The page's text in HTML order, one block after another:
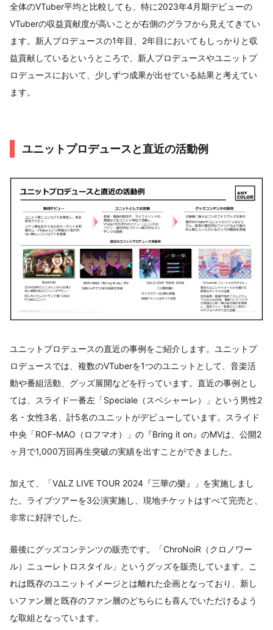
全体のVTuber平均と比較しても、特に2023年4月期デビューの
VTuberの収益貢献度が高いことが右側のグラフから見えてきてい
ます。新人プロデュースの1年目、2年目においてもしっかりと収
益貢献しているというところで、新人プロデュースやユニットプ
ロデュースにおいて、少しずつ成果が出せている結果と考えてい
ます。
ユニットプロデュースと直近の活動例
ユニットプロデュースの直近の事例をご紹介します。ユニットプ
ロデュースでは、複数のVTuberを1つのユニットとして、音楽活
動や番組活動、グッズ展開などを行っています。直近の事例とし
ては、スライド一番左「Speciale（スペシャーレ）」という男性2
名・女性3名、計5名のユニットがデビューしています。スライド
中央「ROF-MAO（ロフマオ）」の『Bring it on』のMVは、公開2
ヶ月で1,000万回再生突破の実績を出すことができました。
加えて、「VΔLZ LIVE TOUR 2024『三華の樂』」を実施しまし
た。ライブツアーを3公演実施し、現地チケットはすべて完売と、
非常に好評でした。
最後にグッズコンテンツの販売です。「ChroNoiR（クロノワー
ル）ニューレトロスタイル」というグッズを販売しています。こ
れは既存のユニットイメージとは離れた企画となっており、新し
いファン層と既存のファン層のどちらにも喜んでいただけるよう
な取組となっています。